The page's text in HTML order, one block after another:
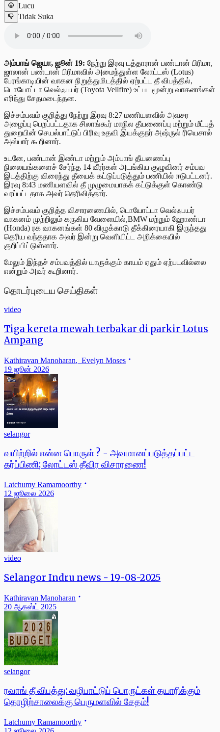
Lucu
Tidak Suka
அம்பாங் ஜெயா, ஜூன் 19: நேற்று இரவு டத்தாரான் பண்டான் பிரிமா,
ஜாலான் பண்டான் பிரிமாவில் அமைந்துள்ள லோட்டஸ் (Lotus)
பேரங்காடியின் வாகன நிறுத்துமிடத்தில் ஏற்பட்ட தீ விபத்தில்,
டொயோட்டா வெல்ஃபயர் (Toyota Vellfire) உட்பட மூன்று வாகனங்கள்
எரிந்து சேதமடைந்தன.
இச்சம்பவம் குறித்து நேற்று இரவு 8:27 மணியளவில் அவசர
அழைப்பு பெறப்பட்டதாக சிலாங்கூர் மாநில தீயணைப்பு மற்றும் மீட்புத்
துறையின் செயல்பாட்டுப் பிரிவு உதவி இயக்குநர் அஷ்ருல் ரியெசால்
அஸ்பார் கூறினார்.
உடனே, பண்டான் இண்டா மற்றும் அம்பாங் தீயணைப்பு
நிலையங்களைச் சேர்ந்த 14 வீரர்கள் அடங்கிய குழுவினர் சம்பவ
இடத்திற்கு விரைந்து தீயைக் கட்டுப்படுத்தும் பணியில் ஈடுபட்டனர்.
இரவு 8:43 மணியளவில் தீ முழுமையாகக் கட்டுக்குள் கொண்டு
வரப்பட்டதாக அவர் தெரிவித்தார்.
இச்சம்பவம் குறித்த விசாரணையில், டொயோட்டா வெல்ஃபயர்
வாகனம் முற்றிலும் கருகிய வேளையில்,BMW மற்றும் ஹோண்டா
(Honda) ரக வாகனங்கள் 80 விழுக்காடு தீக்கிரையாகி இருந்தது
தெரிய வந்ததாக அவர் இன்று வெளியிட்ட அறிக்கையில்
குறிப்பிட்டுள்ளார்.
மேலும் இந்தச் சம்பவத்தில் யாருக்கும் காயம் ஏதும் ஏற்படவில்லை
என்றும் அவர் கூறினார்.
தொடர்புடைய செய்திகள்
video
Tiga kereta mewah terbakar di parkir Lotus
Ampang
Kathiravan Manoharan, Evelyn Moses
19 ஜூன் 2026
selangor
வயிற்றில் என்ன பொருள் ? - அவமானப்படுத்தப்பட்ட
கர்ப்பிணி; லோட்டஸ் தீவிர விசாரணை!
Latchumy Ramamoorthy
12 ஜூலை 2026
video
Selangor Indru news - 19-08-2025
Kathiravan Manoharan
20 ஆகஸ்ட் 2025
selangor
ரவாங் தீ விபத்து: வழிபாட்டுப் பொருட்கள் தயாரிக்கும்
தொழிற்சாலைக்கு பெருமளவில் சேதம்!
Latchumy Ramamoorthy